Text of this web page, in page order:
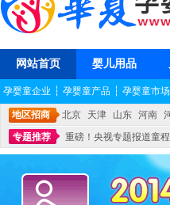
网站首页 婴儿用品
孕婴童企业 ┆ 孕婴童产品 ┆ 孕婴童市场
地区招商 北京 天津 山东 河南
专题推荐
重磅！央视专题报道童
不能再单纯地销售产品,而要向增强服